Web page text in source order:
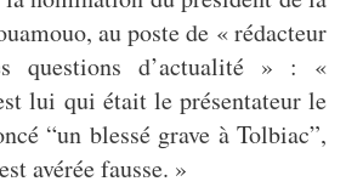
au poste de « rédacteur
questions d’actualité » : «
lui qui était le présentateur le
“un blessé grave à Tolbiac”,
avérée fausse. »